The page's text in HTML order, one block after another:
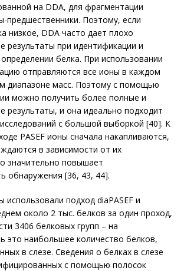
на DDA, для фрагментации
предшественники. Поэтому, если
низкое, DDA часто дает плохо
результаты при идентификации и
белка. При использовании
отправляются все ионы в каждом
диапазоне масс. Поэтому с помощью
можно получить более полные и
результаты, и она идеально подходит
с большой выборкой [40]. К
PASEF ионы сначала накапливаются,
в зависимости от их
значительно повышает
обнаружения [36, 43, 44].
подход diaPASEF и
около 2 тыс. белков за один проход,
3406 белковых групп – на
это наибольшее количество белков,
в слезе. Сведения о белках в слезе
с помощью полосок